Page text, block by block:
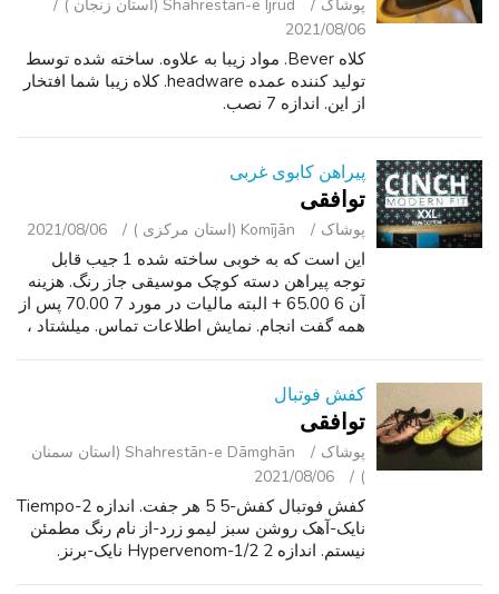
پوشاک
Shahrestān-e Ījrūd (استان زنجان )
2021/08/06
کلاه Bever. مواد زیبا به علاوه. ساخته شده توسط
تولید کننده عمده headware. کلاه زیبا شما افتخار
از این. اندازه 7 نصب.
پیراهن کابوی غربی
توافقی
پوشاک Komījān (استان مرکزی ) 2021/08/06
این است که به خوبی ساخته شده 1 جیب قابل
توجه پیراهن دسته کوچک موسیقی جاز رنگ. هزینه
آن 6 65.00 + البته مالیات در مورد 7 70.00 پس از
همه گفت انجام. نمایش اطلاعات تماس. ميلشتاد ،
کفش فوتبال
توافقی
پوشاک
Shahrestān-e Dāmghān (استان سمنان
)
2021/08/06
کفش فوتبال کفش-5 5 هر جفت. اندازه 2-Tiempo
نایک-آهک روشن سبز لیمو زرد-از نام رنگ مطمئن
نیستم. اندازه 2 1/2-Hypervenom نایک-برنز.